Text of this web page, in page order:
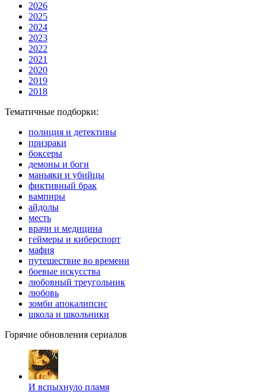
2026
2025
2024
2023
2022
2021
2020
2019
2018
Тематичные подборки:
полиция и детективы
призраки
боксеры
демоны и боги
маньяки и убийцы
фиктивный брак
вампиры
айдолы
месть
врачи и медицина
геймеры и киберспорт
мафия
путешествие во времени
боевые искусства
любовный треугольник
любовь
зомби апокалипсис
школа и школьники
Горячие обновления сериалов
И вспыхнуло пламя